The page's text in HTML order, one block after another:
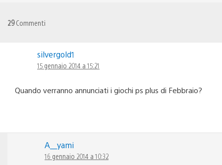
29Commenti
silvergold1
15 gennaio 2014 a 15:21
Quando verranno annunciati i giochi ps plus di Febbraio?
A__yami
16 gennaio 2014 a 10:32